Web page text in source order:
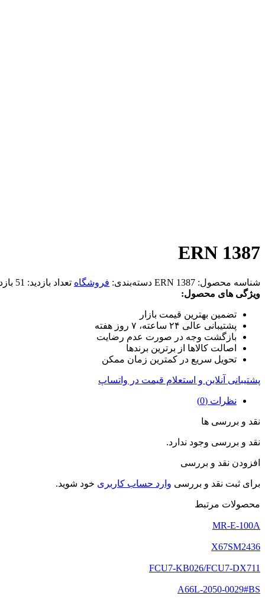
ERN 1387
شناسه محصول: ERN 1387 دسته‌بندی: فروشگاه تعداد بازدید: 51 بازدید
ویژگی های محصول:
تضمین بهترین قیمت بازار
پشتیبانی عالی ۲۴ ساعته، ۷ روز هفته
بازگشت وجه در صورت عدم رضایت
اصالت کالاها از برترین برندها
تحویل سریع در کمترین زمان ممکن
پشتیبانی آنلاین و استعلام قیمت در واتساپ
نظرات (0)
نقد و بررسی ها
نقد و بررسی وجود ندارد.
افزودن نقد و بررسی
برای ثبت نقد و بررسی وارد حساب کاربری خود شوید.
محصولات مرتبط
MR-E-100A
X67SM2436
FCU7-KB026/FCU7-DX711
A66L-2050-0029#BS